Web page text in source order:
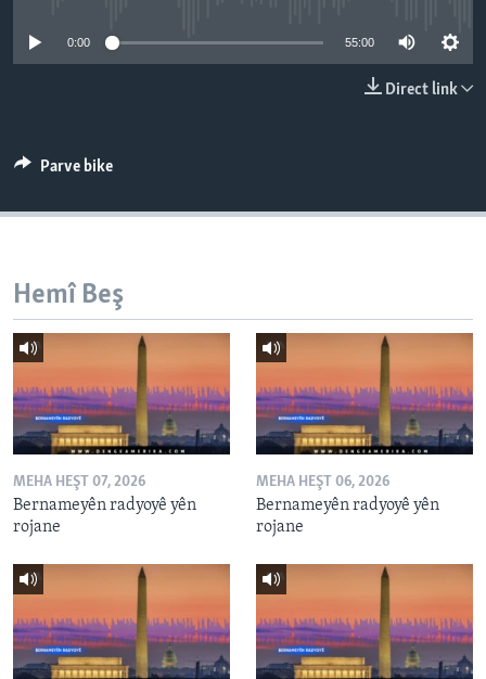
SERNIVÎS
Learning English
FOLLOW US
Zimanên Din
0:00 55:00
Direct link
Parve bike
Hemî Beş
MEHA HEŞT 07, 2026
Bernameyên radyoyê yên
rojane
MEHA HEŞT 06, 2026
Bernameyên radyoyê yên
rojane